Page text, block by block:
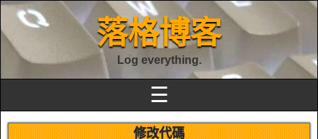
落格博客
Log everything.
☰
修改代碼